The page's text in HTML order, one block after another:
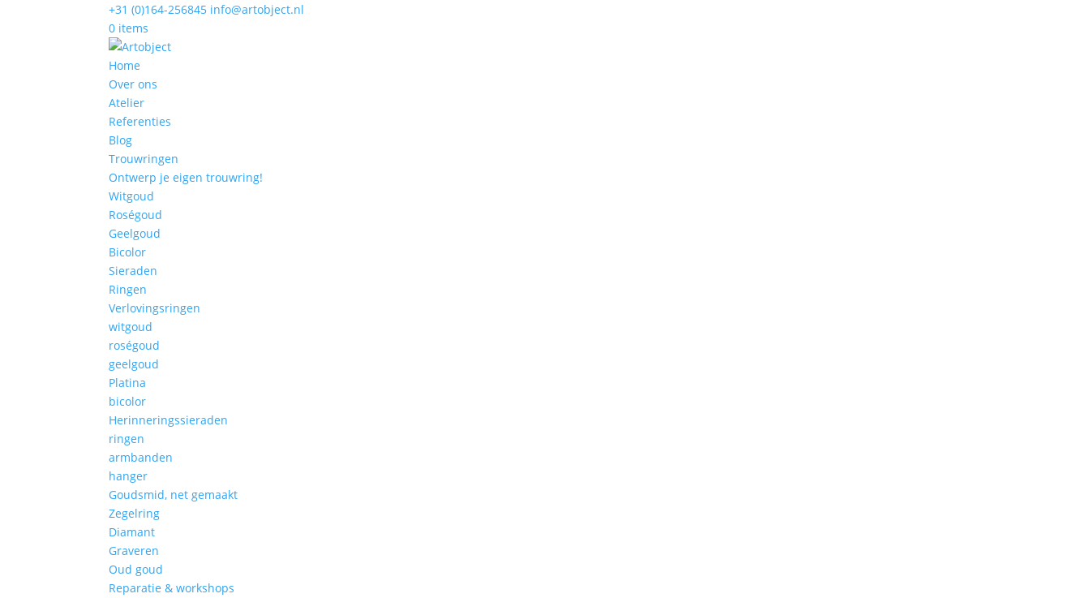
+31 (0)164-256845 info@artobject.nl
0 items
Home
Over ons
Atelier
Referenties
Blog
Trouwringen
Ontwerp je eigen trouwring!
Witgoud
Roségoud
Geelgoud
Bicolor
Sieraden
Ringen
Verlovingsringen
witgoud
roségoud
geelgoud
Platina
bicolor
Herinneringssieraden
ringen
armbanden
hanger
Goudsmid, net gemaakt
Zegelring
Diamant
Graveren
Oud goud
Reparatie & workshops